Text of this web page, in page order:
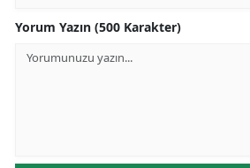
Yorum Yazın (500 Karakter)